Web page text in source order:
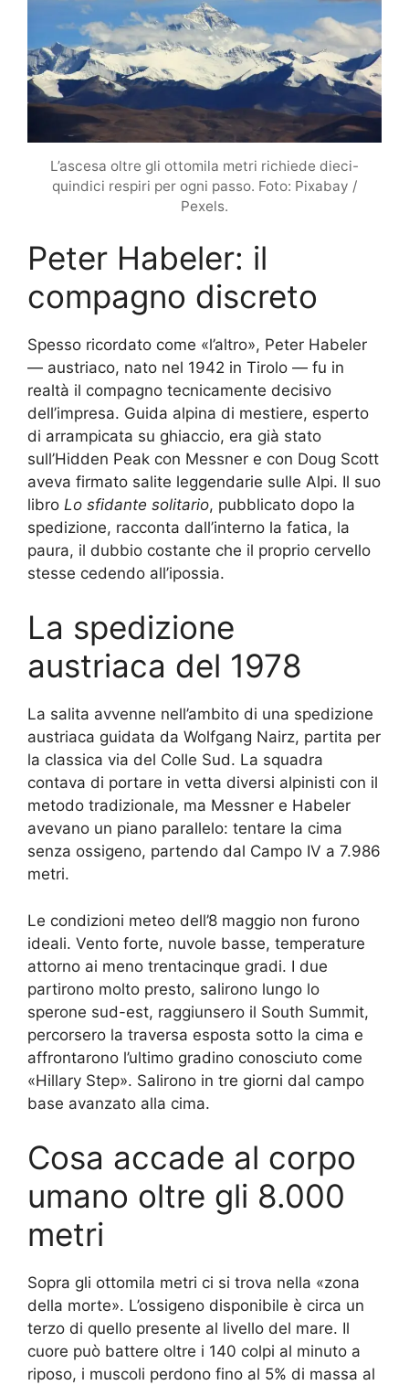
L’ascesa oltre gli ottomila metri richiede dieci-
quindici respiri per ogni passo. Foto: Pixabay /
Pexels.
Peter Habeler: il
compagno discreto
Spesso ricordato come «l’altro», Peter Habeler
— austriaco, nato nel 1942 in Tirolo — fu in
realtà il compagno tecnicamente decisivo
dell’impresa. Guida alpina di mestiere, esperto
di arrampicata su ghiaccio, era già stato
sull’Hidden Peak con Messner e con Doug Scott
aveva firmato salite leggendarie sulle Alpi. Il suo
libro Lo sfidante solitario, pubblicato dopo la
spedizione, racconta dall’interno la fatica, la
paura, il dubbio costante che il proprio cervello
stesse cedendo all’ipossia.
La spedizione
austriaca del 1978
La salita avvenne nell’ambito di una spedizione
austriaca guidata da Wolfgang Nairz, partita per
la classica via del Colle Sud. La squadra
contava di portare in vetta diversi alpinisti con il
metodo tradizionale, ma Messner e Habeler
avevano un piano parallelo: tentare la cima
senza ossigeno, partendo dal Campo IV a 7.986
metri.
Le condizioni meteo dell’8 maggio non furono
ideali. Vento forte, nuvole basse, temperature
attorno ai meno trentacinque gradi. I due
partirono molto presto, salirono lungo lo
sperone sud-est, raggiunsero il South Summit,
percorsero la traversa esposta sotto la cima e
affrontarono l’ultimo gradino conosciuto come
«Hillary Step». Salirono in tre giorni dal campo
base avanzato alla cima.
Cosa accade al corpo
umano oltre gli 8.000
metri
Sopra gli ottomila metri ci si trova nella «zona
della morte». L’ossigeno disponibile è circa un
terzo di quello presente al livello del mare. Il
cuore può battere oltre i 140 colpi al minuto a
riposo, i muscoli perdono fino al 5% di massa al